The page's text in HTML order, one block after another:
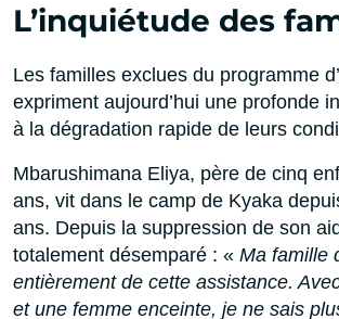
L’inquiétude des
Les familles exclues du programme
expriment aujourd’hui une profonde
à la dégradation rapide de leurs
Mbarushimana Eliya, père de cinq
ans, vit dans le camp de Kyaka
ans. Depuis la suppression de son
totalement désemparé : « Ma famille
entièrement de cette assistance.
et une femme enceinte, je ne sais